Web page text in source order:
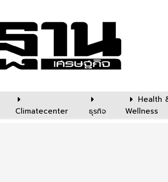
Climatecenter ธุรกิจ
Health
Wellness